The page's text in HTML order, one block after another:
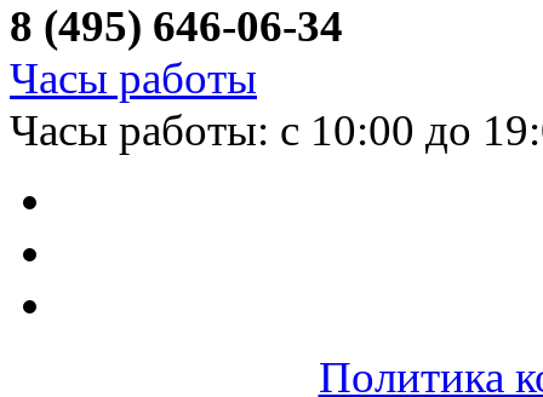
8 (495) 646-06-34
Часы работы
Часы работы: с 10:00 до
Политика